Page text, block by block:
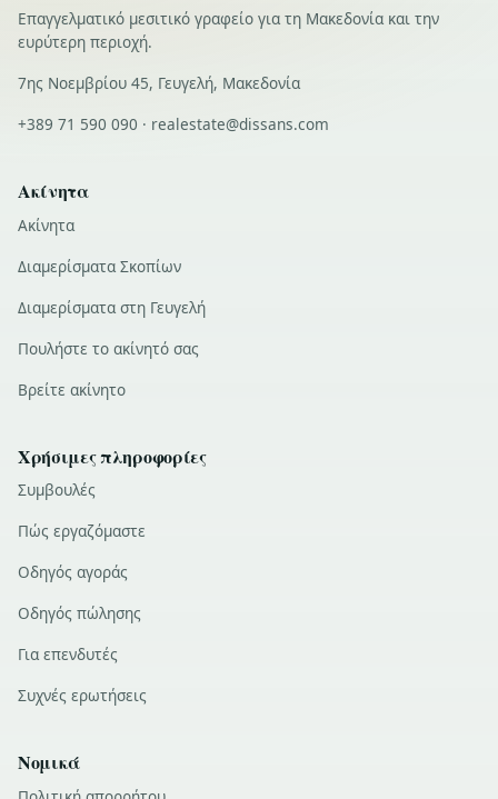
Επαγγελματικό μεσιτικό γραφείο για τη Μακεδονία και την
ευρύτερη περιοχή.
7ης Νοεμβρίου 45, Γευγελή, Μακεδονία
+389 71 590 090 · realestate@dissans.com
Ακίνητα
Ακίνητα
Διαμερίσματα Σκοπίων
Διαμερίσματα στη Γευγελή
Πουλήστε το ακίνητό σας
Βρείτε ακίνητο
Χρήσιμες πληροφορίες
Συμβουλές
Πώς εργαζόμαστε
Οδηγός αγοράς
Οδηγός πώλησης
Για επενδυτές
Συχνές ερωτήσεις
Νομικά